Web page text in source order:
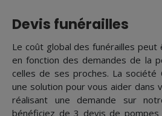
Devis funérailles
Le coût global des funérailles
en fonction des demandes de la
celles de ses proches. La société
une solution pour vous aider dans
réalisant une demande sur
bénéficiez de 3 devis de